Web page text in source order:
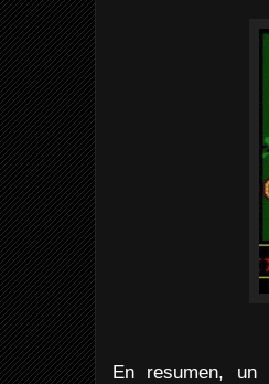
En resumen, un